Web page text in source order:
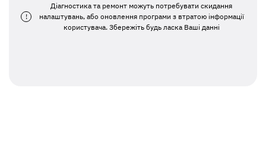
!
Діагностика та ремонт можуть потребувати скидання
налаштувань, або оновлення програми з втратою інформації
користувача. Збережіть будь ласка Ваші данні